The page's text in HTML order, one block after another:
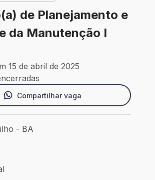
de Planejamento e
da Manutenção I
15 de abril de 2025
Compartilhar vaga
Simões Filho - BA
- BA
Efetivo
Presencial